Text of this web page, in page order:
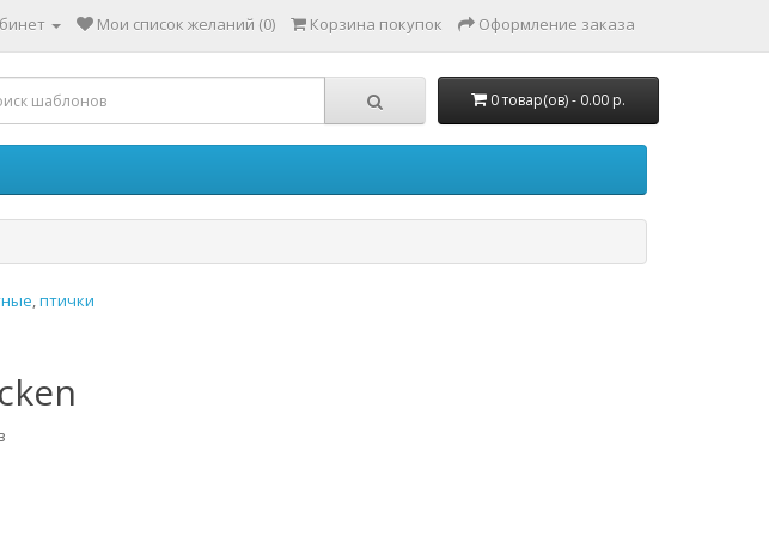
Мои список желаний (0) Корзина покупок Оформление заказа
0 товар(ов) - 0.00 р.
,птички